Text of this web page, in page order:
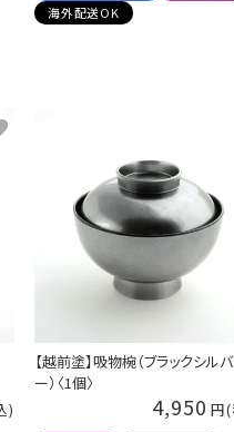
海外配送OK
【越前塗】吸物椀（ブラックシルバ
ー）〈1個〉
4,950